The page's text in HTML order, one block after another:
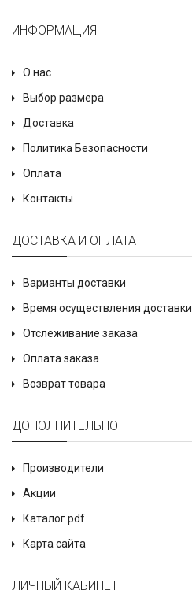
ИНФОРМАЦИЯ
О нас
Выбор размера
Доставка
Политика Безопасности
Оплата
Контакты
ДОСТАВКА И ОПЛАТА
Варианты доставки
Время осуществления доставки
Отслеживание заказа
Оплата заказа
Возврат товара
ДОПОЛНИТЕЛЬНО
Производители
Акции
Каталог pdf
Карта сайта
ЛИЧНЫЙ КАБИНЕТ